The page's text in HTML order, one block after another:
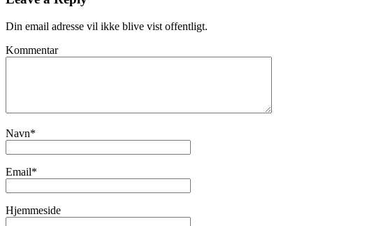
Din email adresse vil ikke blive vist offentligt.
Kommentar
Navn*
Email*
Hjemmeside